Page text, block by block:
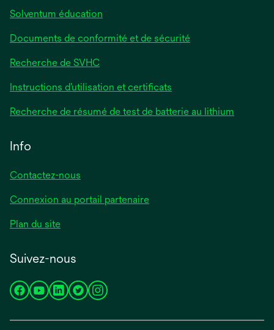
Solventum éducation
Documents de conformité et de sécurité
Recherche de SVHC
Instructions d’utilisation et certificats
Recherche de résumé de test de batterie au lithium
Info
Contactez-nous
Connexion au portail partenaire
Plan du site
Suivez-nous
s’ouvres’ouvres’ouvres’ouvres’ouvre